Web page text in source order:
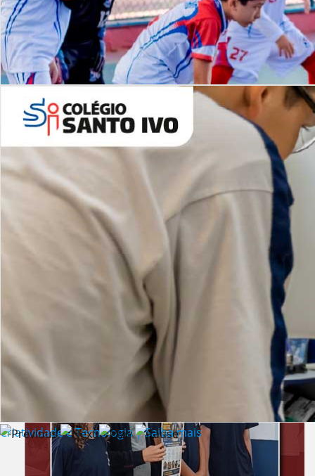
Desafios | Saiba mais
Criatividade e Tecnologia | Saiba mais